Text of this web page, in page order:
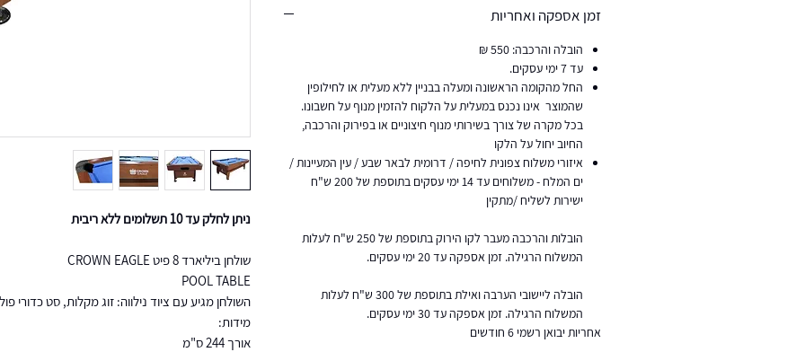
ניתן לחלק עד 10 תשלומים ללא ריבית
שולחן ביליארד 8 פיט CROWN EAGLE
POOL TABLE
השולחן מגיע עם ציוד נילווה: זוג מקלות, סט כדורי
מידות:
אורך 244 ס"מ
זמן אספקה ואחריות
הובלה והרכבה: 550 ₪
עד 7 ימי עסקים.
החל מהקומה הראשונה ומעלה בבניין ללא מעלית או לחילופין
שהמוצר אינו נכנס במעלית על הלקוח להזמין מנוף על חשבונו.
בכל מקרה של צורך בשירותי מנוף חיצוניים או בפירוק והרכבה,
החיוב יחול על הלקו
איזורי משלוח צפונית לחיפה / דרומית לבאר שבע / עין המעיינות /
ים המלח - משלוחים עד 14 ימי עסקים בתוספת של 200 ש"ח
ישירות לשליח /מתקין
הובלות והרכבה מעבר לקו הירוק בתוספת של 250 ש"ח לעלות
המשלוח הרגילה. זמן אספקה עד 20 ימי עסקים.
הובלה ליישובי הערבה ואילת בתוספת של 300 ש"ח לעלות
המשלוח הרגילה. זמן אספקה עד 30 ימי עסקים.
אחריות יבואן רשמי 6 חודשים